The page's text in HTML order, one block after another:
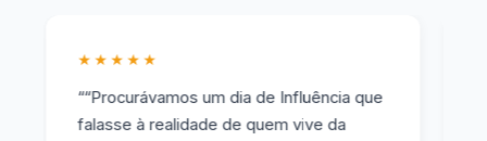
★★★★★
““Procurávamos um dia de Influência que
falasse à realidade de quem vive da